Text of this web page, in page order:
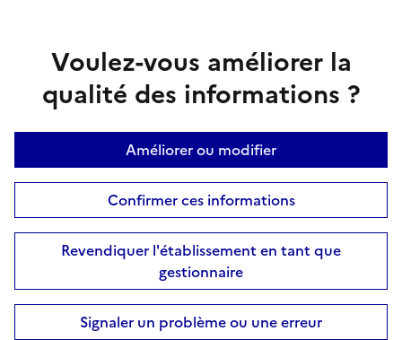
Voulez-vous améliorer la
qualité des informations ?
Améliorer ou modifier
Confirmer ces informations
Revendiquer l'établissement en tant que
gestionnaire
Signaler un problème ou une erreur